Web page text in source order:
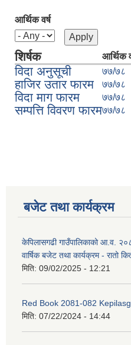
आर्थिक वर्ष
शिर्षक आर्थिक
विदा अनुसूची ७७/७८
हाजिर उतार फारम ७७/७८
विदा माग फारम ७७/७८
सम्पत्ति विवरण फारम७७/७८
बजेट तथा कार्यक्रम
केपिलासगढी गाउँपालिकाको आ.व.
वार्षिक बजेट तथा कार्यक्रम - रातो
मिति: 09/02/2025 - 12:21
Red Book 2081-082
मिति: 07/22/2024 - 14:44